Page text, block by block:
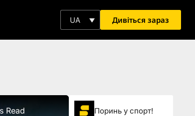
UA Дивіться зараз
Read Поринь у спорт!